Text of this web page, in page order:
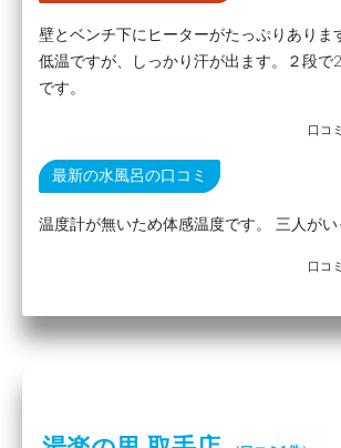
壁とベンチ下にヒーターがたっぷりありま
低温ですが、しっかり汗が出ます。２段で
です。
口コ
最新の水風呂の口コミ
温度計が無いため体感温度です。 三人がい
口コ